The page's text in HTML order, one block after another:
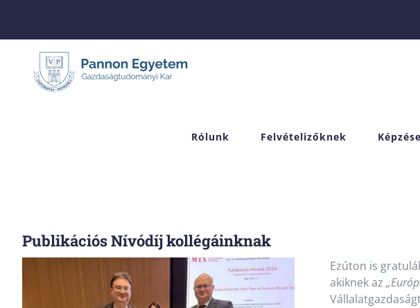
content
Rólunk Felvételizőknek
Publikációs Nívódíj kollégáinknak
Ezúton is
akiknek az